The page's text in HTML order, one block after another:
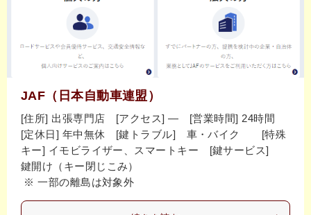
JAF（日本自動車連盟）
[住所] 出張専門店 [アクセス] ― [営業時間] 24時間
[定休日] 年中無休 [鍵トラブル] 車・バイク [特殊
キー] イモビライザー、スマートキー [鍵サービス]
鍵開け（キー閉じこみ）
※ 一部の離島は対象外